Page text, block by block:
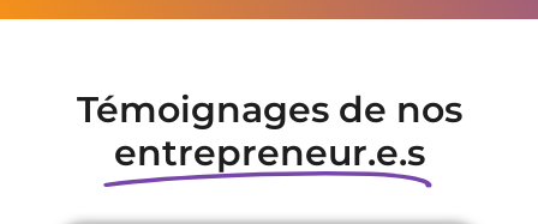
Témoignages de nos
entrepreneur.e.s